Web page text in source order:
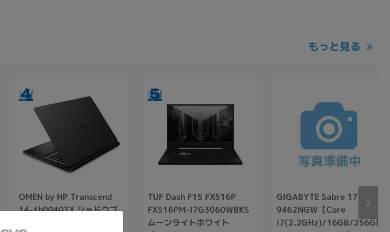
もっと見る
OMEN by HP Transcend
14-fb0040TX シャドウブ
TUF Dash F15 FX516P
FX516PM-I7G3060WBKS
ムーンライトホワイト
GIGABYTE Sabre 17
9462NGW【Core
i7(2.2GHz)/16GB/256GB